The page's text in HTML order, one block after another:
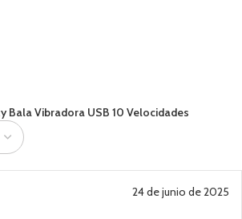
Bala Vibradora USB 10 Velocidades
24 de junio de 2025